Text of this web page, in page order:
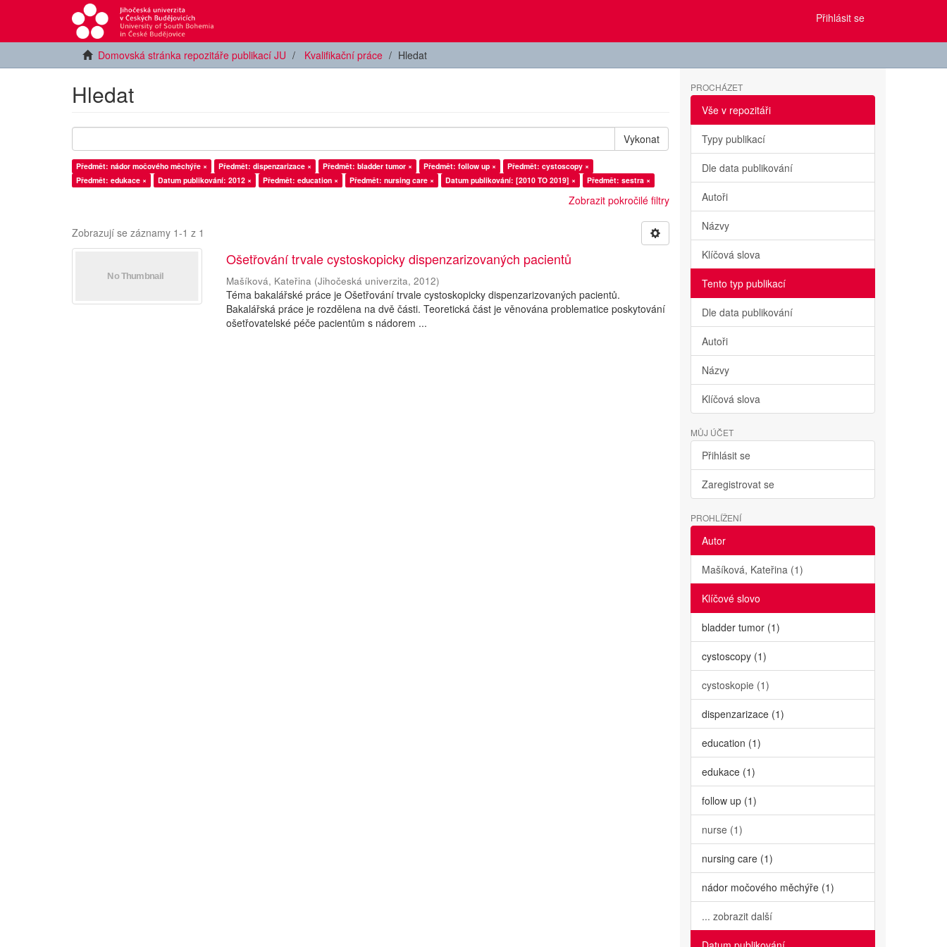
Přihlásit se
Domovská stránka repozitáře publikací JU Kvalifikační práce Hledat
Hledat
Vykonat
Předmět: nádor močového měchýře × Předmět: dispenzarizace × Předmět: bladder tumor × Předmět: follow up ×
Předmět: cystoscopy ×
Předmět: edukace ×
Datum publikování: 2012 × Předmět: education × Předmět: nursing care × Datum publikování: [2010 TO 2019] × Předmět: sestra ×
Zobrazit pokročilé filtry
Zobrazují se záznamy 1-1 z 1
Ošetřování trvale cystoskopicky dispenzarizovaných pacientů
Mašíková, Kateřina (Jihočeská univerzita,2012)
Téma bakalářské práce je Ošetřování trvale cystoskopicky dispenzarizovaných pacientů.
Bakalářská práce je rozdělena na dvě části. Teoretická část je věnována problematice poskytování
ošetřovatelské péče pacientům s nádorem ...
PROCHÁZET
Vše v repozitáři
Typy publikací
Dle data publikování
Autoři
Názvy
Klíčová slova
Tento typ publikací
Dle data publikování
Autoři
Názvy
Klíčová slova
MŮJ ÚČET
Přihlásit se
Zaregistrovat se
PROHLÍŽENÍ
Autor
Mašíková, Kateřina (1)
Klíčové slovo
bladder tumor (1)
cystoscopy (1)
cystoskopie (1)
dispenzarizace (1)
education (1)
edukace (1)
follow up (1)
nurse (1)
nursing care (1)
nádor močového měchýře (1)
... zobrazit další